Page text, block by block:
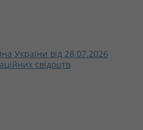
України від 28.07.2026
свідоцтв